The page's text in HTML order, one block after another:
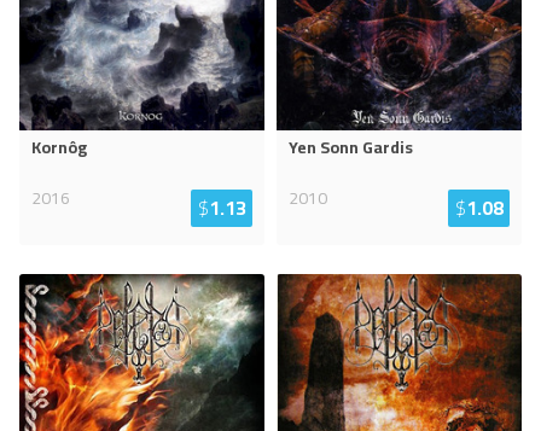
Kornôg
2016
$1.13
Yen Sonn Gardis
2010
$1.08